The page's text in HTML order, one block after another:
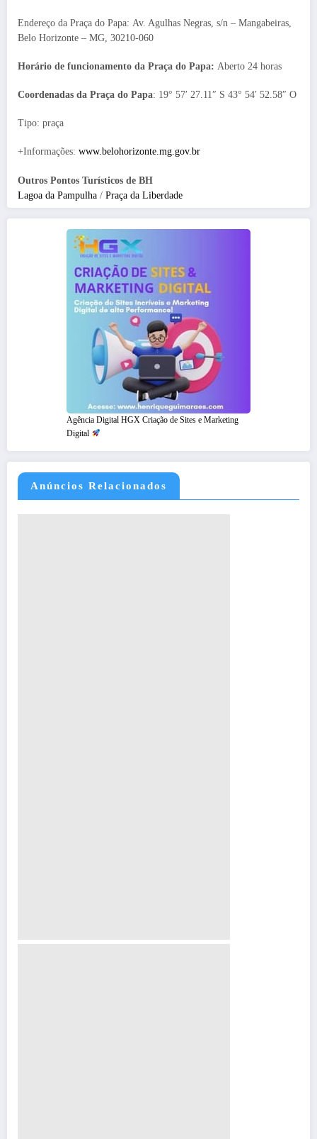
Endereço da Praça do Papa: Av. Agulhas Negras, s/n – Mangabeiras,
Belo Horizonte – MG, 30210-060
Horário de funcionamento da Praça do Papa: Aberto 24 horas
Coordenadas da Praça do Papa: 19° 57′ 27.11″ S 43° 54′ 52.58″ O
Tipo: praça
+Informações: www.belohorizonte.mg.gov.br
Outros Pontos Turísticos de BH
Lagoa da Pampulha / Praça da Liberdade
Agência Digital HGX Criação de Sites e Marketing
Digital
Anúncios Relacionados